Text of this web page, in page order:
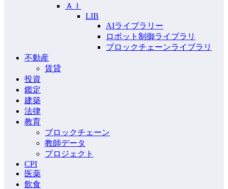
ＡＩ
LIB
AIライブラリー
ロボット制御ライブラリ
ブロックチェーンライブラリ
不動産
賃貸
投資
鑑定
建築
法律
教育
ブロックチェーン
教師データ
プロジェクト
CPI
医薬
飲食